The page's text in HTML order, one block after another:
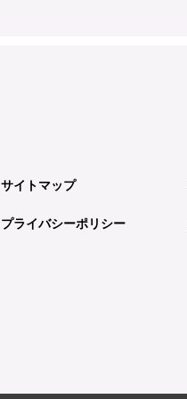
サイトマップ
プライバシーポリシー